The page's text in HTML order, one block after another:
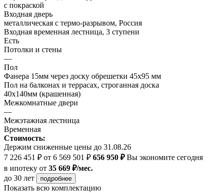
с покраской
Входная дверь
металлическая с термо-разрывом, Россия
Входная временная лестница, 3 ступени
Есть
Потолки и стены
—
Пол
Фанера 15мм через доску обрешетки 45х95 мм
Пол на балконах и террасах, строганная доска
40х140мм (крашенная)
Межкомнатные двери
—
Межэтажная лестница
Временная
Стоимость:
Держим сниженные цены до 31.08.26
7 226 451 ₽ от 6 569 501 ₽ 656 950 ₽Вы экономите сегодня
в ипотеку от 35 669 ₽/мес.
до 30 лет
подробнее
Показать всю комплектацию